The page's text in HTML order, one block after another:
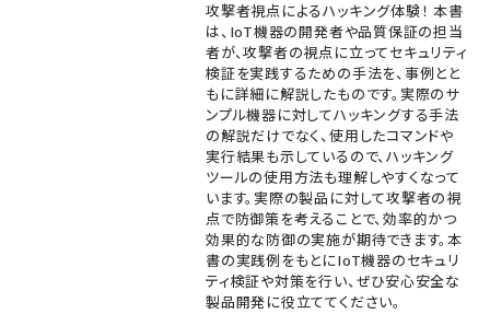
攻撃者視点によるハッキング体験！ 本書
は、IoT機器の開発者や品質保証の担当
者が、攻撃者の視点に立ってセキュリティ
検証を実践するための手法を、事例とと
もに詳細に解説したものです。実際のサ
ンプル機器に対してハッキングする手法
の解説だけでなく、使用したコマンドや
実行結果も示しているので、ハッキング
ツールの使用方法も理解しやすくなって
います。実際の製品に対して攻撃者の視
点で防御策を考えることで、効率的かつ
効果的な防御の実施が期待できます。本
書の実践例をもとにIoT機器のセキュリ
ティ検証や対策を行い、ぜひ安心安全な
製品開発に役立ててください。